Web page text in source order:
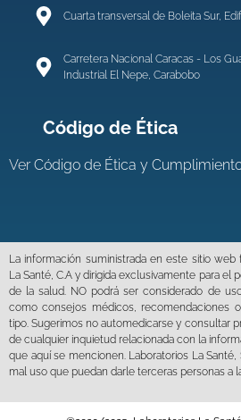
Cuarta transversal de Boleita Sur,
Carretera Nacional Caracas - Los
Industrial El Nepe, Carabobo
Código de Ética
VerCódigo de Ética y
La información suministrada en este sitio web
La Santé, C.A y dirigida exclusivamente para el
de la salud. NO podrá ser considerado de
como consejos médicos, recomendaciones
tipo. Sugerimos no automedicarse y consultar
de cualquier inquietud relacionada con la
que aquí se mencionen. Laboratorios La
mal uso que puedan darle terceras personas a